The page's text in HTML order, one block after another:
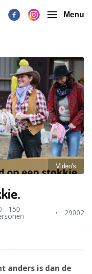
Menu
Video's
- 150 29002
anders is dan de